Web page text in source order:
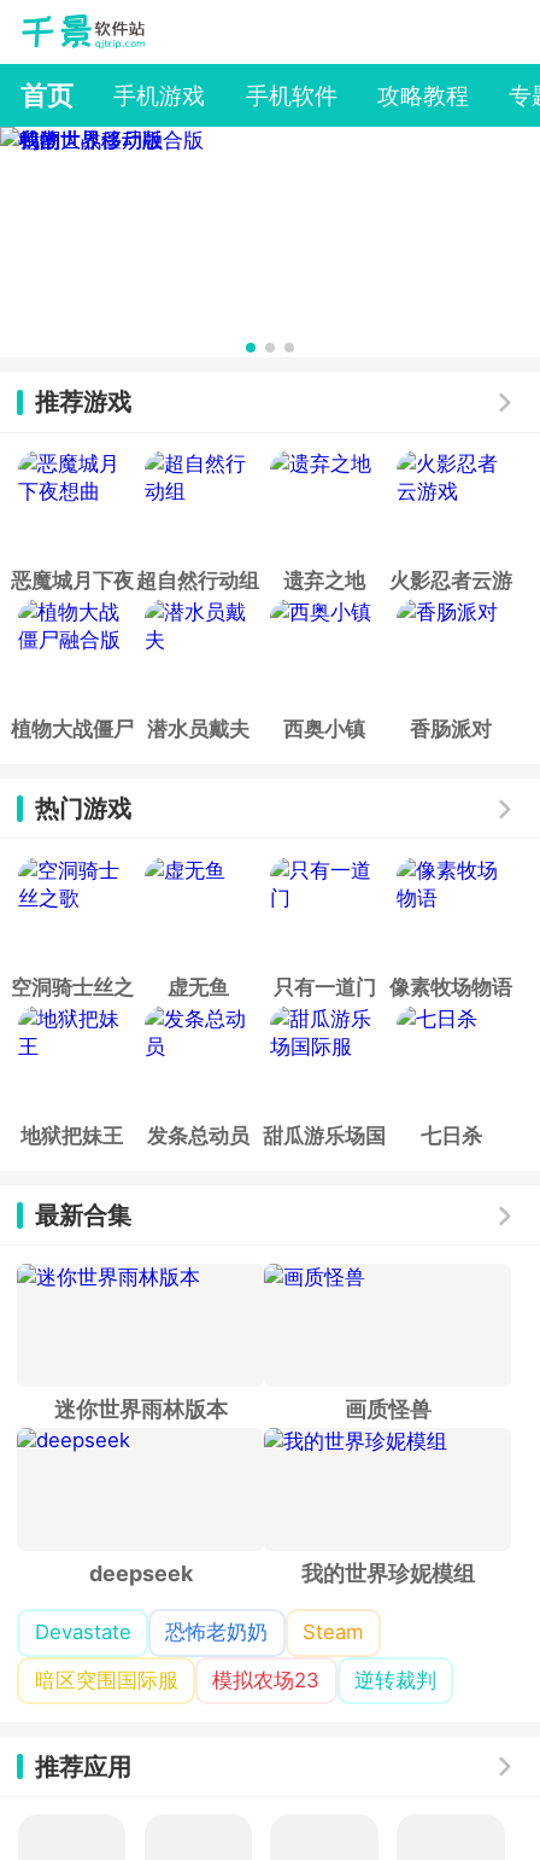
首页 手机游戏 手机软件 攻略教程 专
推荐游戏
恶魔城月下夜
想曲
超自然行动组 遗弃之地
火影忍者云游
戏
植物大战僵尸 潜水员戴夫 西奥小镇 香肠派对
热门游戏
空洞骑士丝之
歌
虚无鱼 只有一道门 像素牧场物语
地狱把妹王 发条总动员
甜瓜游乐场国
七日杀
最新合集
迷你世界雨林版本 画质怪兽
deepseek 我的世界珍妮模组
Devastate 恐怖老奶奶
Steam
暗区突围国际服
模拟农场23 逆转裁判
推荐应用